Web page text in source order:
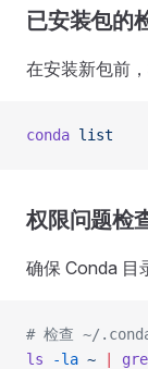
已安装包的
在安装新包前
conda list
权限问题检
确保 Conda 目
# 检查 ~/
ls -la ~